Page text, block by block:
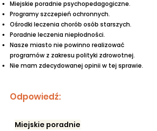
Miejskie poradnie psychopedagogiczne.
Programy szczepień ochronnych.
Ośrodki leczenia chorób osób starszych.
Poradnie leczenia niepłodności.
Nasze miasto nie powinno realizować
programów z zakresu polityki zdrowotnej.
Nie mam zdecydowanej opinii w tej sprawie.
Odpowiedź:
Miejskie poradnie